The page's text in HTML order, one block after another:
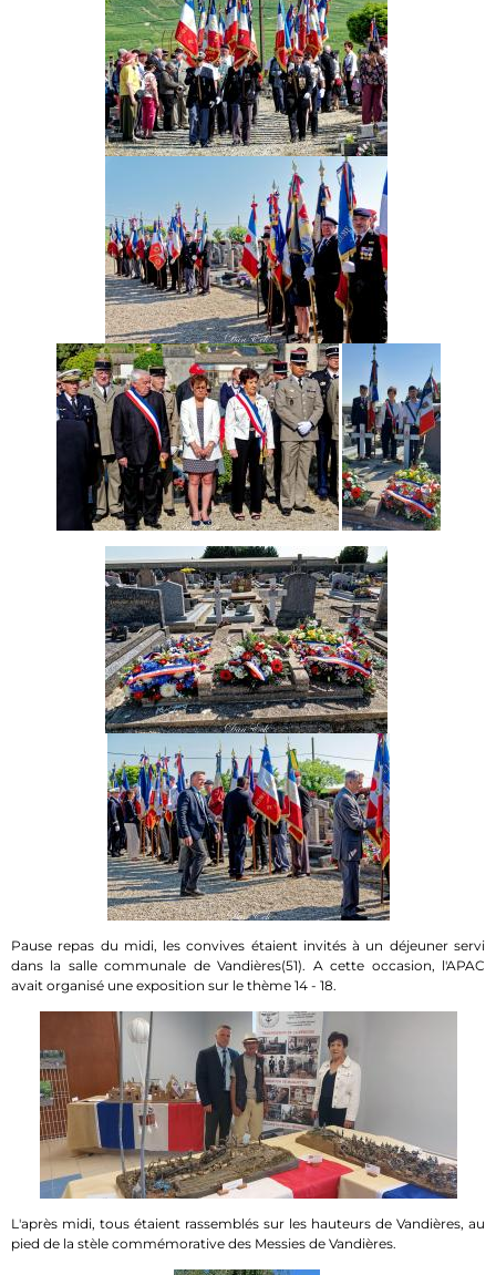
Pause repas du midi, les convives étaient invités à un déjeuner servi
dans la salle communale de Vandières(51). A cette occasion, l'APAC
avait organisé une exposition sur le thème 14 - 18.
L'après midi, tous étaient rassemblés sur les hauteurs de Vandières, au
pied de la stèle commémorative des Messies de Vandières.